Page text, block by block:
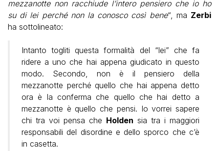
mezzanotte non racchiude l’intero pensiero che io ho
su di lei perché non la conosco così bene“, ma Zerbi
ha sottolineato:
Intanto togliti questa formalità del “lei” che fa
ridere a uno che hai appena giudicato in questo
modo. Secondo, non è il pensiero della
mezzanotte perché quello che hai appena detto
ora è la conferma che quello che hai detto a
mezzanotte è quello che pensi. Io vorrei sapere
chi tra voi pensa che Holden sia tra i maggiori
responsabili del disordine e dello sporco che c’è
in casetta.